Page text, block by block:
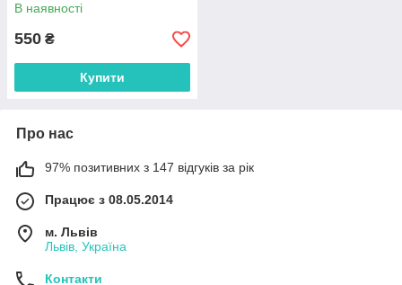
В наявності
550 ₴
Купити
Про нас
97% позитивних з 147 відгуків за рік
Працює з 08.05.2014
м. Львів
Львів, Україна
Контакти